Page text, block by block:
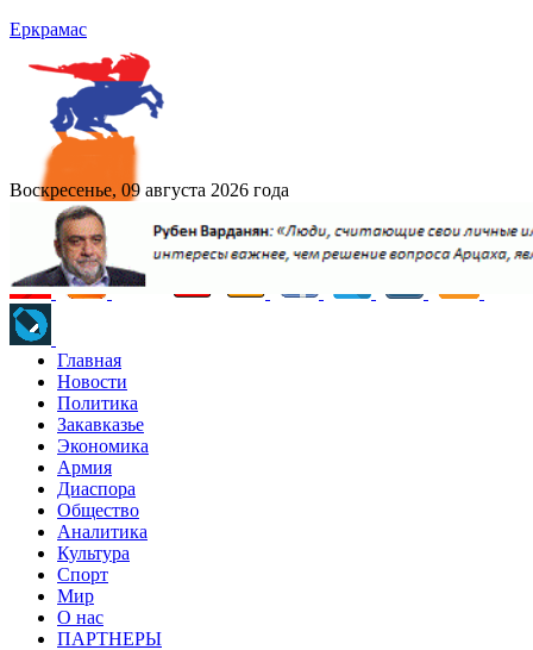
Еркрамас
Воскресенье, 09 августа 2026 года
Главная
Новости
Политика
Закавказье
Экономика
Армия
Диаспора
Общество
Аналитика
Культура
Спорт
Мир
О нас
ПАРТНЕРЫ